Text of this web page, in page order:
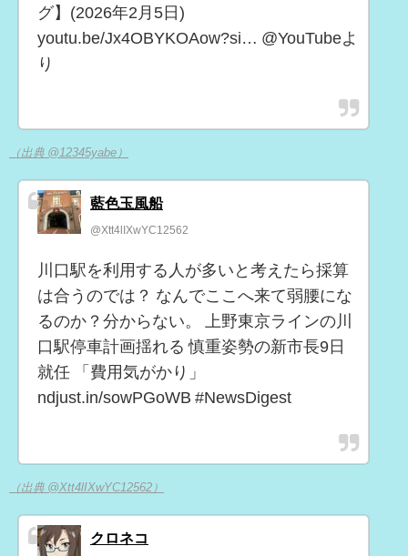
グ】(2026年2月5日)
youtu.be/Jx4OBYKOAow?si… @YouTubeよ
り
（出典 @12345yabe）
藍色玉風船
@Xtt4lIXwYC12562
川口駅を利用する人が多いと考えたら採算
は合うのでは？ なんでここへ来て弱腰にな
るのか？分からない。 上野東京ラインの川
口駅停車計画揺れる 慎重姿勢の新市長9日
就任 「費用気がかり」
ndjust.in/sowPGoWB #NewsDigest
（出典 @Xtt4lIXwYC12562）
クロネコ